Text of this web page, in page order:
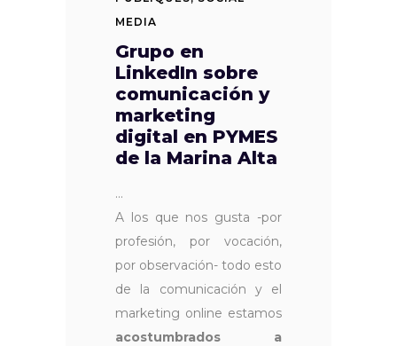
MEDIA
Grupo en
LinkedIn sobre
comunicación y
marketing
digital en PYMES
de la Marina Alta
A los que nos gusta -por
profesión, por vocación,
por observación- todo esto
de la comunicación y el
marketing online estamos
acostumbrados a